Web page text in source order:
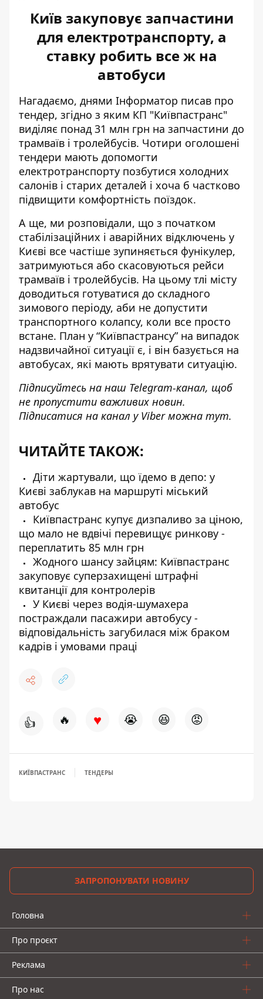
Київ закуповує запчастини
для електротранспорту, а
ставку робить все ж на
автобуси
Нагадаємо, днями Інформатор писав про
тендер, згідно з яким КП "Київпастранс"
виділяє понад 31 млн грн на запчастини до
трамваїв і тролейбусів. Чотири оголошені
тендери мають допомогти
електротранспорту позбутися холодних
салонів і старих деталей і хоча б частково
підвищити комфортність поїздок.
А ще, ми розповідали, що з початком
стабілізаційних і аварійних відключень у
Києві все частіше зупиняється фунікулер,
затримуються або скасовуються рейси
трамваїв і тролейбусів. На цьому тлі місту
доводиться готуватися до складного
зимового періоду, аби не допустити
транспортного колапсу, коли все просто
встане. План у “Київпастрансу” на випадок
надзвичайної ситуації є, і він базується на
автобусах, які мають врятувати ситуацію.
Підписуйтесь на наш Telegram-канал, щоб
не пропустити важливих новин.
Підписатися на канал у Viber можна тут.
ЧИТАЙТЕ ТАКОЖ:
Діти жартували, що їдемо в депо: у
Києві заблукав на маршруті міський
автобус
Київпастранс купує дизпаливо за ціною,
що мало не вдвічі перевищує ринкову -
переплатить 85 млн грн
Жодного шансу зайцям: Київпастранс
закуповує суперзахищені штрафні
квитанції для контролерів
У Києві через водія-шумахера
постраждали пасажири автобусу -
відповідальність загубилася між браком
кадрів і умовами праці
👍 🔥 ♥ 😭 😆 😡
КИЇВПАСТРАНС ТЕНДЕРЫ
ЗАПРОПОНУВАТИ НОВИНУ
Головна
Про проєкт
Реклама
Про нас